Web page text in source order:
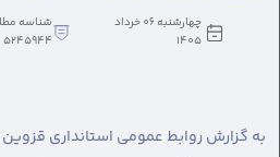
چهارشنبه 06 خرداد
1405
شناسه
5245944
به گزارش روابط عمومی استانداری قزوین